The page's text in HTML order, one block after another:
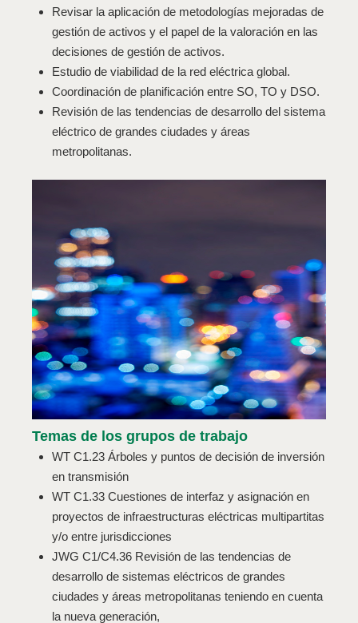
Revisar la aplicación de metodologías mejoradas de
gestión de activos y el papel de la valoración en las
decisiones de gestión de activos.
Estudio de viabilidad de la red eléctrica global.
Coordinación de planificación entre SO, TO y DSO.
Revisión de las tendencias de desarrollo del sistema
eléctrico de grandes ciudades y áreas
metropolitanas.
Temas de los grupos de trabajo
WT C1.23 Árboles y puntos de decisión de inversión
en transmisión
WT C1.33 Cuestiones de interfaz y asignación en
proyectos de infraestructuras eléctricas multipartitas
y/o entre jurisdicciones
JWG C1/C4.36 Revisión de las tendencias de
desarrollo de sistemas eléctricos de grandes
ciudades y áreas metropolitanas teniendo en cuenta
la nueva generación,